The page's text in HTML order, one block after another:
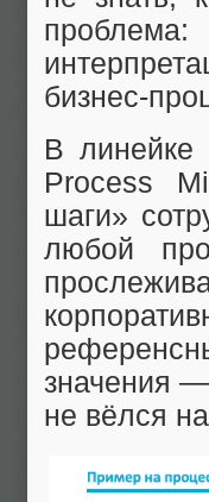
проблема:
бизнес-
В линейке
Process
шаги»
любой
значения
не вёлся